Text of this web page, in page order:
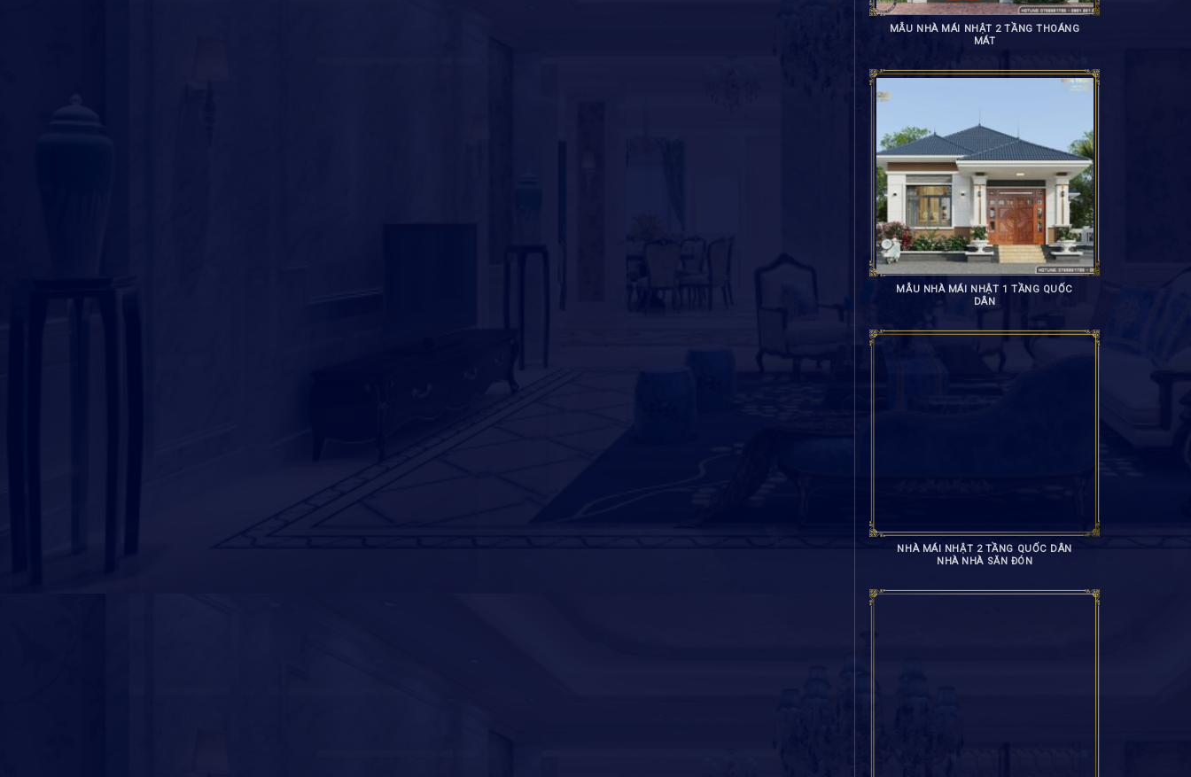
MẪU NHÀ MÁI NHẬT 2 TẦNG THOÁNG
MÁT
MẪU NHÀ MÁI NHẬT 1 TẦNG QUỐC
DÂN
NHÀ MÁI NHẬT 2 TẦNG QUỐC DÂN
NHÀ NHÀ SĂN ĐÓN